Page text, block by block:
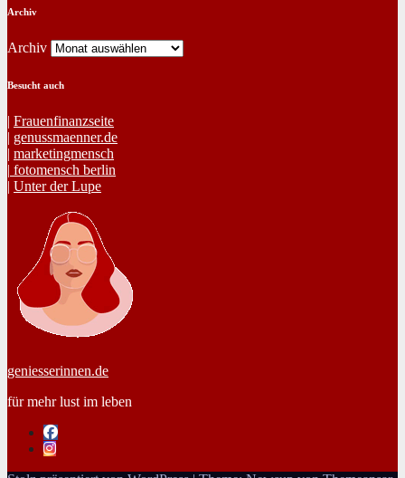
Archiv
Archiv
Besucht auch
| Frauen­fi­nanz­seite
| genussmaenner.de
| mar­ket­ing­men­sch
| fotomen­sch berlin
| Unter der Lupe
geniesserinnen.de
für mehr lust im leben